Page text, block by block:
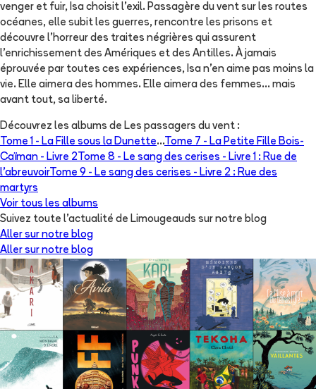
venger et fuir, Isa choisit l'exil. Passagère du vent sur les routes
océanes, elle subit les guerres, rencontre les prisons et
découvre l'horreur des traites négrières qui assurent
l'enrichissement des Amériques et des Antilles. À jamais
éprouvée par toutes ces expériences, Isa n'en aime pas moins la
vie. Elle aimera des hommes. Elle aimera des femmes... mais
avant tout, sa liberté.
Découvrez les albums de Les passagers du vent :
Tome 1 - La Fille sous la Dunette...Tome 7 - La Petite Fille Bois-
Caïman - Livre 2 Tome 8 - Le sang des cerises - Livre 1 : Rue de
l'abreuvoirTome 9 - Le sang des cerises - Livre 2 : Rue des
martyrs
Voir tous les albums
Suivez toute l'actualité de Limougeauds sur notre blog
Aller sur notre blog
Aller sur notre blog